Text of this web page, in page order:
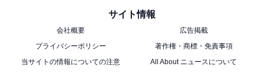
サイト情報
会社概要
広告掲載
プライバシーポリシー
著作権・商標・免責事項
当サイトの情報についての注意
All About ニュースについて